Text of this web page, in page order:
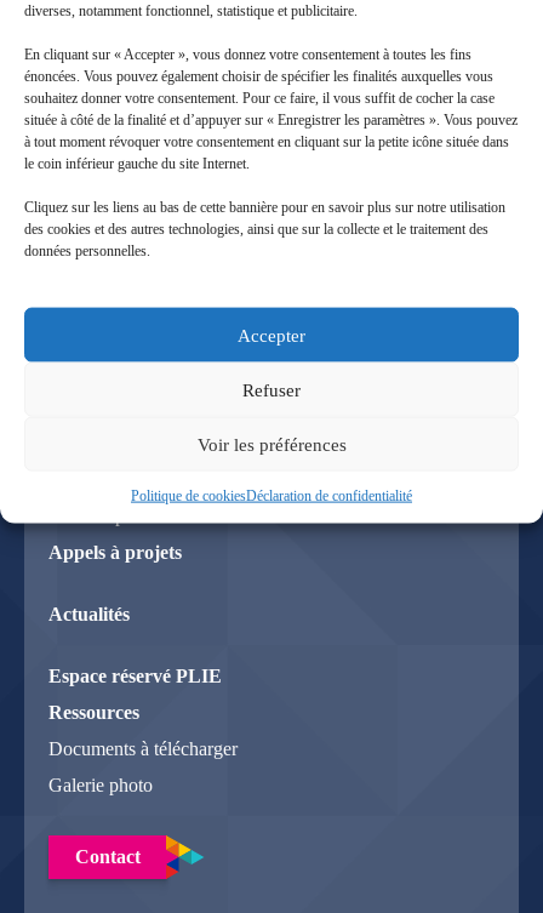
diverses, notamment fonctionnel, statistique et publicitaire.
En cliquant sur « Accepter », vous donnez votre consentement à toutes les fins
énoncées. Vous pouvez également choisir de spécifier les finalités auxquelles vous
souhaitez donner votre consentement. Pour ce faire, il vous suffit de cocher la case
située à côté de la finalité et d’appuyer sur « Enregistrer les paramètres ». Vous pouvez
à tout moment révoquer votre consentement en cliquant sur la petite icône située dans
le coin inférieur gauche du site Internet.
Cliquez sur les liens au bas de cette bannière pour en savoir plus sur notre utilisation
des cookies et des autres technologies, ainsi que sur la collecte et le traitement des
données personnelles.
Accepter
Refuser
Voir les préférences
Politique de cookiesDéclaration de confidentialité
9 Avenue Konrad Adenaueur
68390 Sausheim
03 89 66 70 00
Du lundi au jeudi : de 8h00 à 12h00 et de 14h00 à 17h00
Qui sommes-nous ?
Appels à projets
Actualités
Espace réservé PLIE
Ressources
Documents à télécharger
Galerie photo
Contact